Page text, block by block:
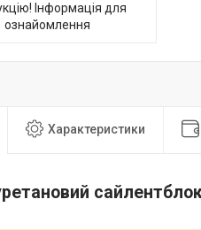
Інформація для
ознайомлення
Характеристики